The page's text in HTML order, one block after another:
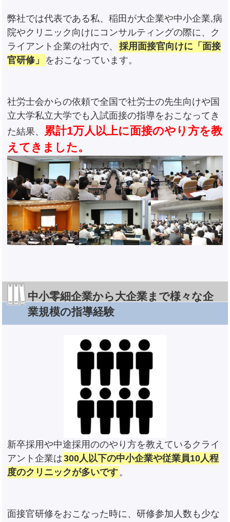
弊社では代表である私、稲田が大企業や中小企業,病
院やクリニック向けにコンサルティングの際に、ク
ライアント企業の社内で、 採用面接官向けに「面接
官研修」
をおこなっています。
社労士会からの依頼で全国で社労士の先生向けや国
立大学私立大学でも入試面接の指導をおこなってき
た結果、
累計1万人以上に面接のやり方を教
えてきました。
中小零細企業から大企業まで様々な企
業規模の指導経験
新卒採用や中途採用ののやり方を教えているクライ
アント企業は300人以下の中小企業や従業員10人程
度のクリニックが多いです。
面接官研修をおこなった時に、研修参加人数も少な